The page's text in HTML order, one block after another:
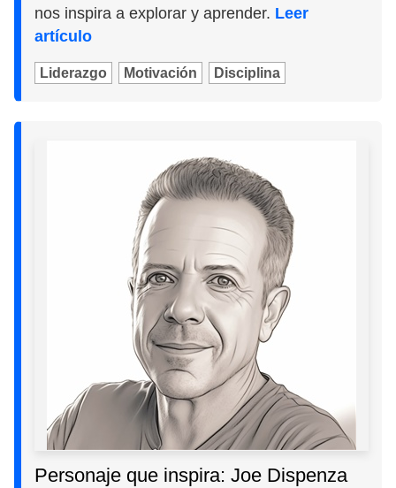
nos inspira a explorar y aprender. Leer
artículo
Liderazgo Motivación Disciplina
Personaje que inspira: Joe Dispenza